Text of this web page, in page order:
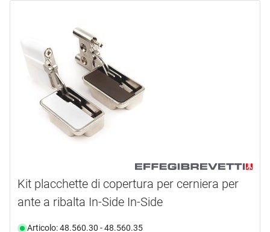
Kit placchette di copertura per cerniera per
ante a ribalta In-Side In-Side
Articolo: 48.560.30 - 48.560.35